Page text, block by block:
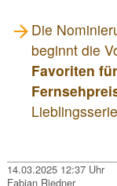
Die
beginnt die
Favoriten
14.03.2025 12:37 Uhr
Fabian Riedner